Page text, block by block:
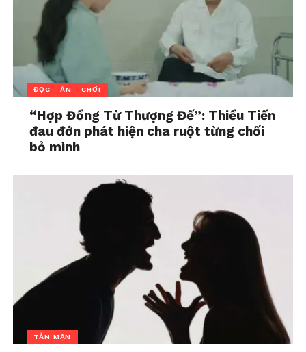
ĐỌC - ĂN - CHƠI
“Hợp Đồng Từ Thượng Đế”: Thiều Tiến
đau đớn phát hiện cha ruột từng chối
bỏ mình
TẢN MẠN